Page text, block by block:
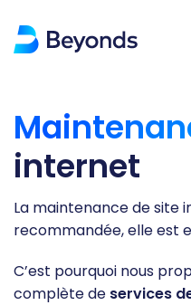
internet
La maintenance de site
recommandée, elle est
C’est pourquoi nous
complète de services